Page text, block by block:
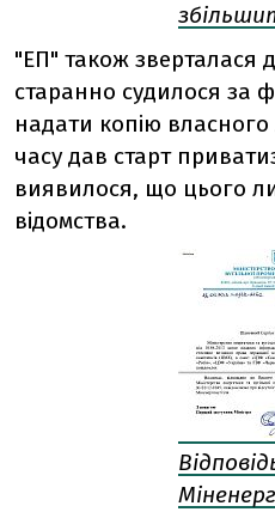
"ЕП" також зверталася
старанно судилося за
надати копію
часу дав старт
виявилося, що цього
відомства.